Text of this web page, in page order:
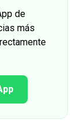
de
más